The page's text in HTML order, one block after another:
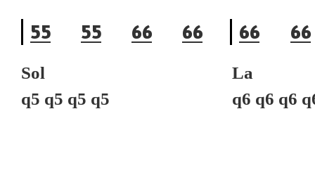
55 55 66 66
Sol
q5 q5 q5 q5
66 66
La
q6 q6 q6